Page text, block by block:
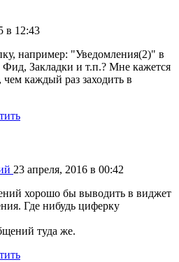
в 12:43
например: "Уведомления(2)" в
Закладки и т.п.? Мне кажется
каждый раз заходить в
23 апреля, 2016 в 00:42
хорошо бы выводить в виджет
Где нибудь циферку
туда же.